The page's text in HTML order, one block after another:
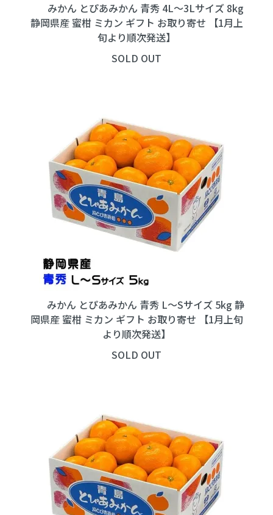
みかん とぴあみかん 青秀 4L～3Lサイズ 8kg
静岡県産 蜜柑 ミカン ギフト お取り寄せ 【1月上
旬より順次発送】
SOLD OUT
みかん とぴあみかん 青秀 L～Sサイズ 5kg 静
岡県産 蜜柑 ミカン ギフト お取り寄せ 【1月上旬
より順次発送】
SOLD OUT